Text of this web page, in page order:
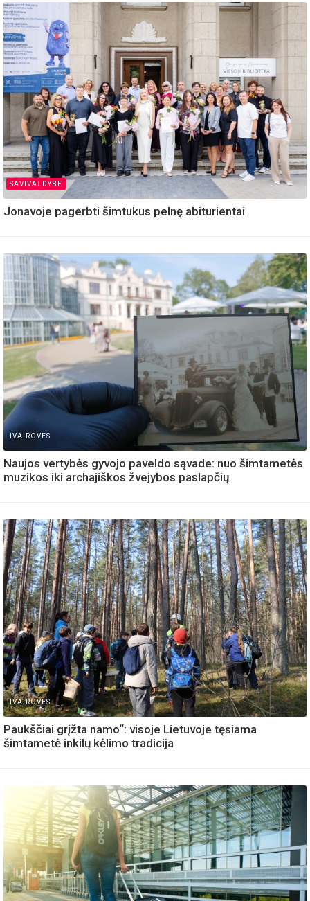
SAVIVALDYBE
Jonavoje pagerbti šimtukus pelnę abiturientai
IVAIROVES
Naujos vertybės gyvojo paveldo sąvade: nuo šimtametės
muzikos iki archajiškos žvejybos paslapčių
IVAIROVES
Paukščiai grįžta namo“: visoje Lietuvoje tęsiama
šimtametė inkilų kėlimo tradicija